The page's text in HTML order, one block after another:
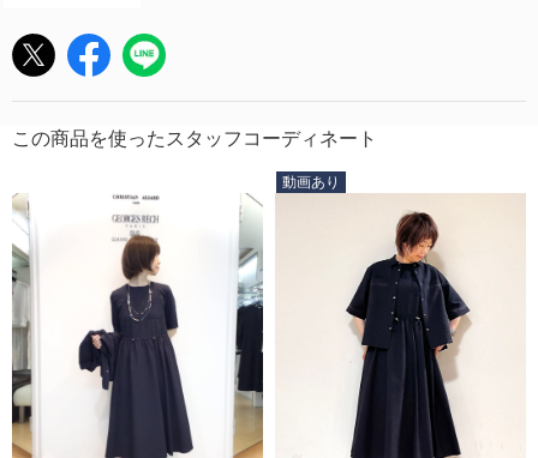
この商品を使ったスタッフコーディネート
動画あり